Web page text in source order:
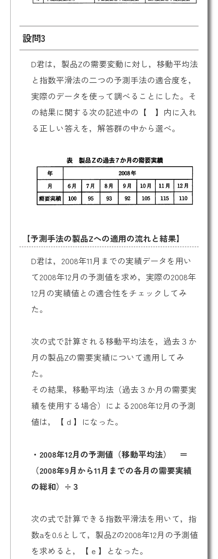
設問3
D君は，製品Zの需要変動に対し，移動平均法
と指数平滑法の二つの予測手法の適合度を，
実際のデータを使って調べることにした。そ
の結果に関する次の記述中の【 】内に入れ
る正しい答えを，解答群の中から選べ。
【予測手法の製品Zへの適用の流れと結果】
D君は，2008年11月までの実績データを用い
て2008年12月の予測値を求め，実際の2008年
12月の実績値との適合性をチェックしてみ
た。
次の式で計算される移動平均法を，過去３か
月の製品Zの需要実績について適用してみ
た。
その結果，移動平均法（過去３か月の需要実
績を使用する場合）による2008年12月の予測
値は，【 d 】になった。
・2008年12月の予測値（移動平均法） ＝
（2008年9月から11月までの各月の需要実績
の総和）÷３
次の式で計算できる指数平滑法を用いて，指
数aを0.6として，製品Zの2008年12月の予測値
を求めると，【 e 】となった。